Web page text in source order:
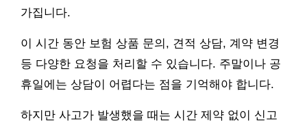
가집니다.
이 시간 동안 보험 상품 문의, 견적 상담, 계약 변경
등 다양한 요청을 처리할 수 있습니다. 주말이나 공
휴일에는 상담이 어렵다는 점을 기억해야 합니다.
하지만 사고가 발생했을 때는 시간 제약 없이 신고